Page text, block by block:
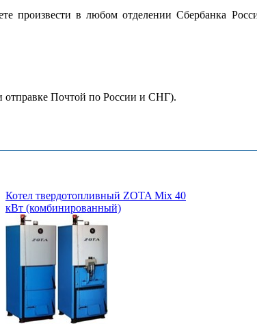
произвести в любом отделении Сбербанка
Почтой по России и СНГ).
Котел твердотопливный ZOTA Mix 40
кВт (комбинированный)